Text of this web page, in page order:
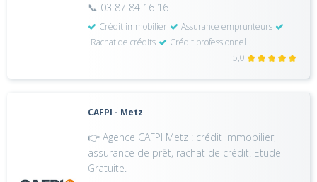
📞 03 87 84 16 16
Crédit immobilier
Assurance emprunteurs
Rachat de crédits
Crédit professionnel
5,0
CAFPI - Metz
👉 Agence CAFPI Metz : crédit immobilier,
assurance de prêt, rachat de crédit. Etude
Gratuite.